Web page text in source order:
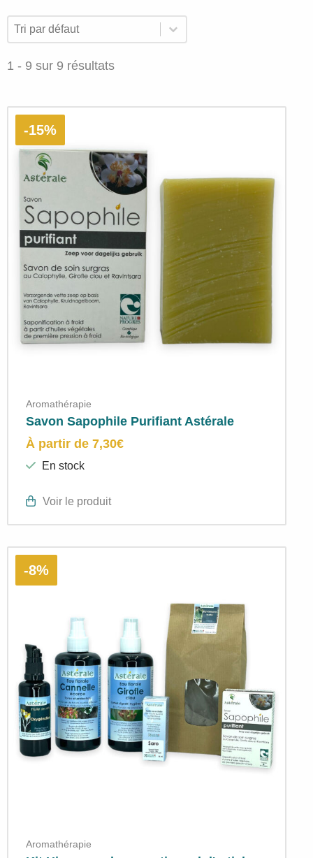
Nos
produits
la
"Savons
solides"
1 - 9 sur 9 résultats
Trier par
Trier le contenu
Trier le contenu
Aromathérapie
Savon Sapophile Purifiant Astérale
À partir de 7,30€
En stock
Voir le produit
-15%
Aromathérapie
-8%